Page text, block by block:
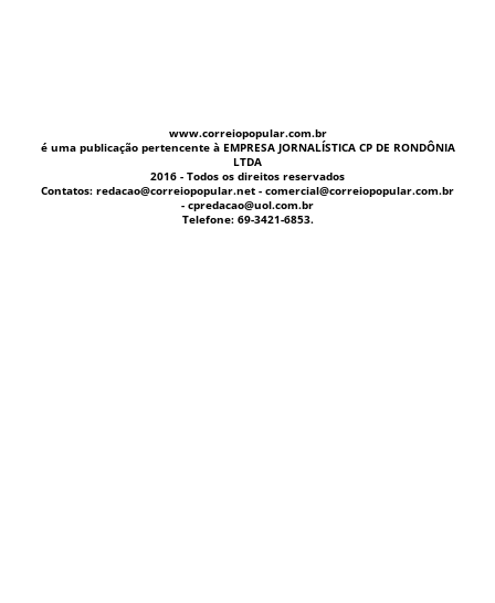
www.correiopopular.com.br
é uma publicação pertencente à EMPRESA JORNALÍSTICA CP DE RONDÔNIA
LTDA
2016 - Todos os direitos reservados
Contatos: redacao@correiopopular.net - comercial@correiopopular.com.br
- cpredacao@uol.com.br
Telefone: 69-3421-6853.